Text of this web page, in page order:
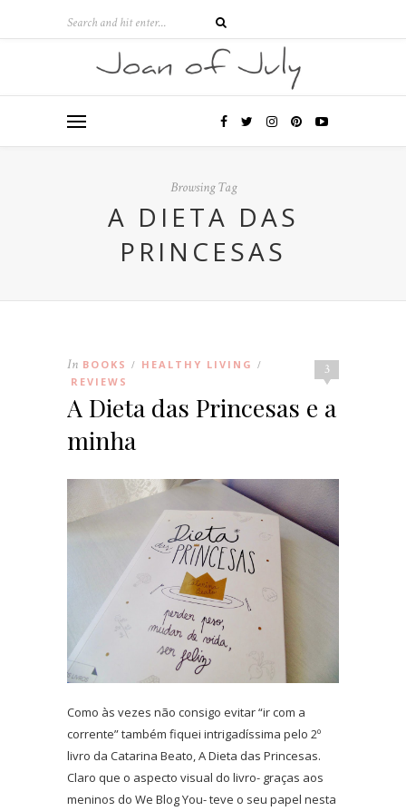
Browsing Tag
A DIETA DAS
PRINCESAS
3
In BOOKS / HEALTHY LIVING /
REVIEWS
A Dieta das Princesas e a
minha
Como às vezes não consigo evitar “ir com a
corrente” também fiquei intrigadíssima pelo 2º
livro da Catarina Beato, A Dieta das Princesas.
Claro que o aspecto visual do livro- graças aos
meninos do We Blog You- teve o seu papel nesta